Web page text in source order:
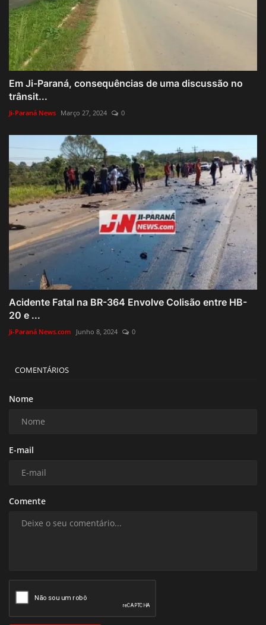
Em Ji-Paraná, consequências de uma discussão no
trânsit...
Ji-Paraná News Março 27, 2024 0
Acidente Fatal na BR-364 Envolve Colisão entre HB-
20 e ...
Ji-Paraná News.com Junho 8, 2024 0
COMENTÁRIOS
Nome
E-mail
Comente